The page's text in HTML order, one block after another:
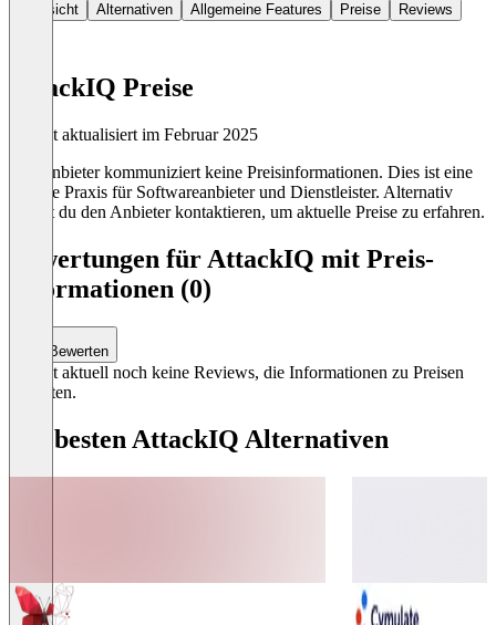
Übersicht Alternativen Allgemeine Features Preise Reviews
AttackIQ Preise
Zuletzt aktualisiert im Februar 2025
Der Anbieter kommuniziert keine Preisinformationen. Dies ist eine
übliche Praxis für Softwareanbieter und Dienstleister. Alternativ
kannst du den Anbieter kontaktieren, um aktuelle Preise zu erfahren.
Bewertungen für AttackIQ mit Preis-
Informationen (0)
Bewerten
Es gibt aktuell noch keine Reviews, die Informationen zu Preisen
enthalten.
Die besten AttackIQ Alternativen